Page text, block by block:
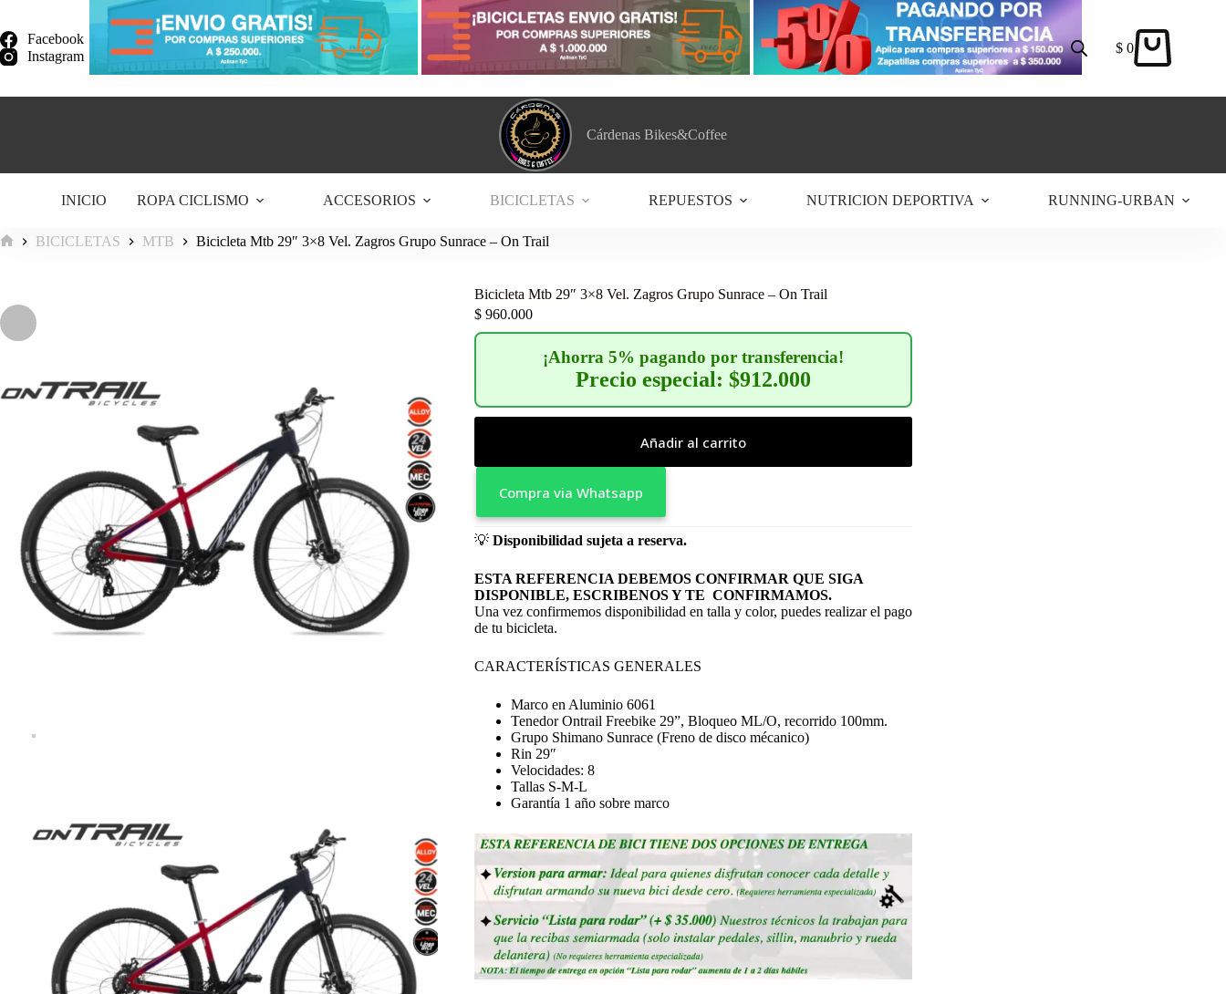
contenidoFacebook
Instagram
Carro
$ 0
Cárdenas Bikes&Coffee
INICIO ROPA CICLISMO ACCESORIOS BICICLETAS REPUESTOS NUTRICION DEPORTIVA RUNNING-URBAN
BICICLETAS MTB Bicicleta Mtb 29″ 3×8 Vel. Zagros Grupo Sunrace – On Trail
Bicicleta Mtb 29″ 3×8 Vel. Zagros Grupo Sunrace – On Trail
$ 960.000
¡Ahorra 5% pagando por transferencia!
Precio especial: $912.000
Añadir al carrito
Compra via Whatsapp
💡 Disponibilidad sujeta a reserva.
ESTA REFERENCIA DEBEMOS CONFIRMAR QUE SIGA
DISPONIBLE, ESCRIBENOS Y TE CONFIRMAMOS.
Una vez confirmemos disponibilidad en talla y color, puedes realizar el pago
de tu bicicleta.
CARACTERÍSTICAS GENERALES
Marco en Aluminio 6061
Tenedor Ontrail Freebike 29”, Bloqueo ML/O, recorrido 100mm.
Grupo Shimano Sunrace (Freno de disco mécanico)
Rin 29″
Velocidades: 8
Tallas S-M-L
Garantía 1 año sobre marco